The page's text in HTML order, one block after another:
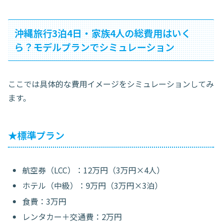
沖縄旅行3泊4日・家族4人の総費用はいく
ら？モデルプランでシミュレーション
ここでは具体的な費用イメージをシミュレーションしてみ
ます。
★標準プラン
航空券（LCC）：12万円（3万円×4人）
ホテル（中級）：9万円（3万円×3泊）
食費：3万円
レンタカー＋交通費：2万円